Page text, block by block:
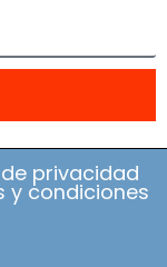
privacidad
y condiciones